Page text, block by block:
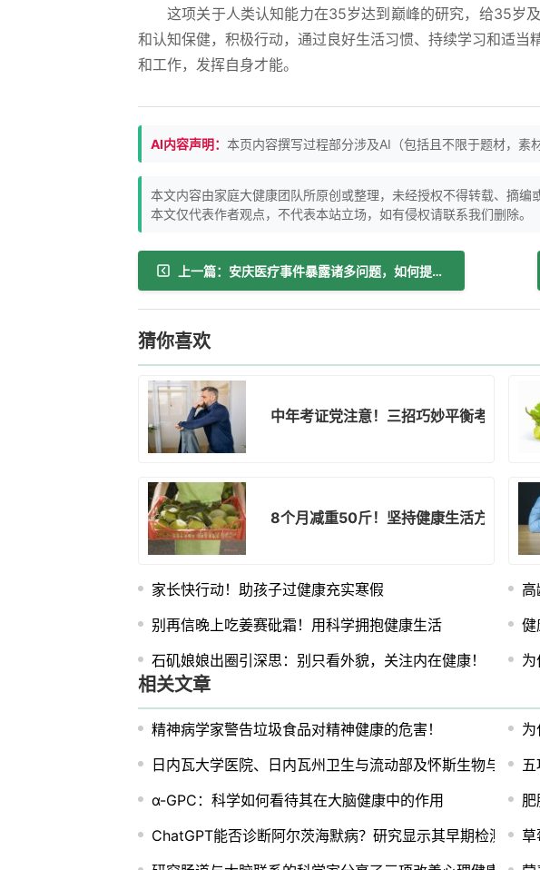
这项关于人类认知能力在35岁达到巅峰的研究，给35岁
和认知保健，积极行动，通过良好生活习惯、持续学习和适
和工作，发挥自身才能。
AI内容声明： 本页内容撰写过程部分涉及AI（包括且不限于题材，素
本文内容由家庭大健康团队所原创或整理，未经授权不得转载、摘编
本文仅代表作者观点，不代表本站立场，如有侵权请联系我们删除。
上一篇：安庆医疗事件暴露诸多问题，如何提升服务质量？
猜你喜欢
中年考证党注意！三招巧妙平衡考证与健
8个月减重50斤！坚持健康生活方式有多
家长快行动！助孩子过健康充实寒假
高
别再信晚上吃姜赛砒霜！用科学拥抱健康生活
健
石矶娘娘出圈引深思：别只看外貌，关注内在健康！
为
相关文章
精神病学家警告垃圾食品对精神健康的危害！
日内瓦大学医院、日内瓦州卫生与流动部及怀斯生物与神经
α-GPC：科学如何看待其在大脑健康中的作用
ChatGPT能否诊断阿尔茨海默病？研究显示其早期检测潜力
草